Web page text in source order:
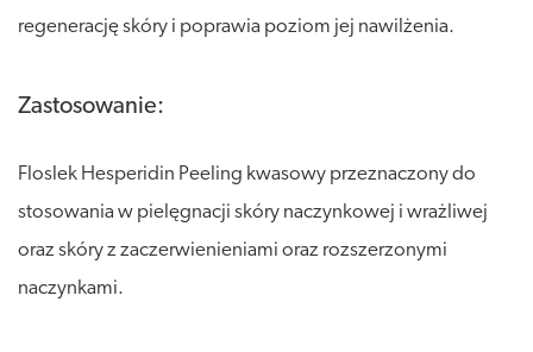
regenerację skóry i poprawia poziom jej nawilżenia.
Zastosowanie:
Floslek Hesperidin Peeling kwasowy przeznaczony do
stosowania w pielęgnacji skóry naczynkowej i wrażliwej
oraz skóry z zaczerwienieniami oraz rozszerzonymi
naczynkami.